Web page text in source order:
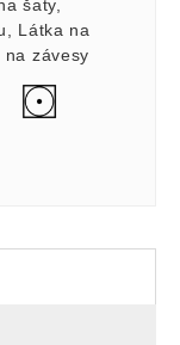
šaty,
Látka na
na závesy